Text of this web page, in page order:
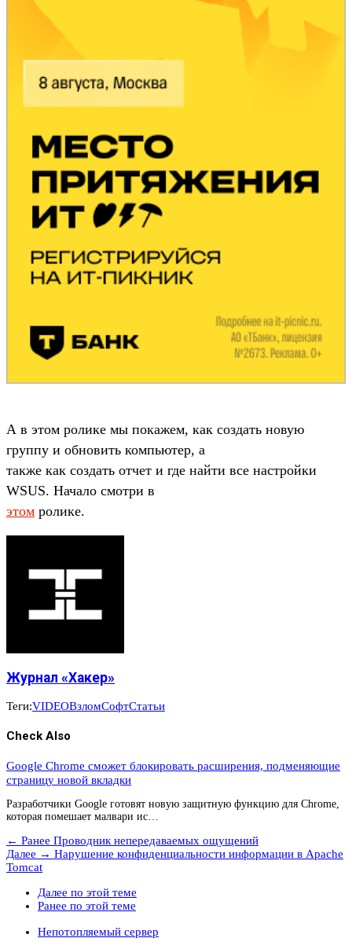
А в этом ролике мы покажем, как создать новую
группу и обновить компьютер, а
также как создать отчет и где найти все настройки
WSUS. Начало смотри в
этом ролике.
Журнал «Хакер»
Теги:VIDEOВзломСофтСтатьи
Check Also
Google Chrome сможет блокировать расширения, подменяющие
страницу новой вкладки
Разработчики Google готовят новую защитную функцию для Chrome,
которая помешает малвари ис…
← Ранее Проводник непередаваемых ощущений
Далее → Нарушение конфиденциальности информации в Apache
Tomcat
Далее по этой теме
Ранее по этой теме
Непотопляемый сервер